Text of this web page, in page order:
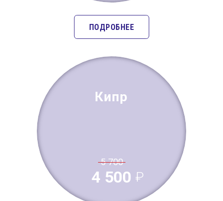
ПОДРОБНЕЕ
Кипр
5 700
4 500